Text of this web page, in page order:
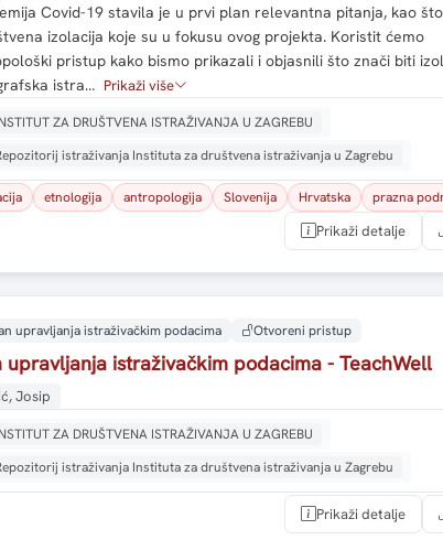
Covid-19 stavila je u prvi plan relevantna pitanja, kao
izolacija koje su u fokusu ovog projekta. Koristit ćemo
pristup kako bismo prikazali i objasnili što znači biti
istra… Prikaži više
ZA DRUŠTVENA ISTRAŽIVANJA U ZAGREBU
istraživanja Instituta za društvena istraživanja u Zagrebu
etnologija antropologija Slovenija Hrvatska prazna
Prikaži detalje
upravljanja istraživačkim podacima Otvoreni pristup
upravljanja istraživačkim podacima - TeachWell
Josip
ZA DRUŠTVENA ISTRAŽIVANJA U ZAGREBU
istraživanja Instituta za društvena istraživanja u Zagrebu
Prikaži detalje